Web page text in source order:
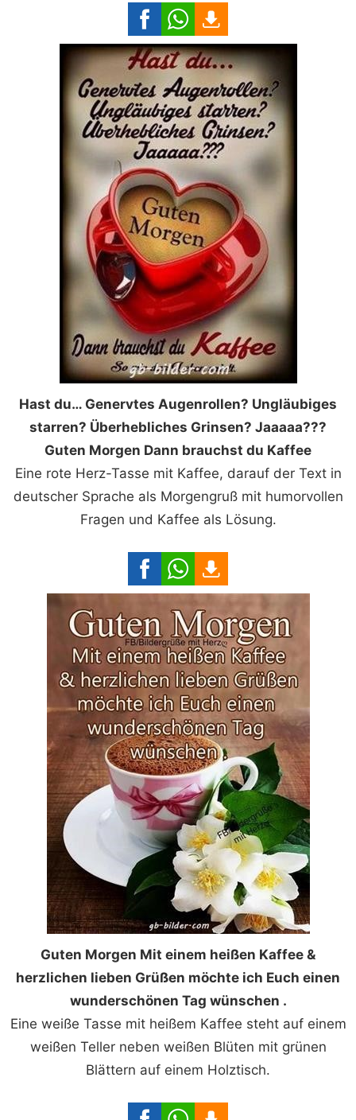
Hast du… Genervtes Augenrollen? Ungläubiges
starren? Überhebliches Grinsen? Jaaaaa???
Guten Morgen Dann brauchst du Kaffee
Eine rote Herz-Tasse mit Kaffee, darauf der Text in
deutscher Sprache als Morgengruß mit humorvollen
Fragen und Kaffee als Lösung.
Guten Morgen Mit einem heißen Kaffee &
herzlichen lieben Grüßen möchte ich Euch einen
wunderschönen Tag wünschen .
Eine weiße Tasse mit heißem Kaffee steht auf einem
weißen Teller neben weißen Blüten mit grünen
Blättern auf einem Holztisch.